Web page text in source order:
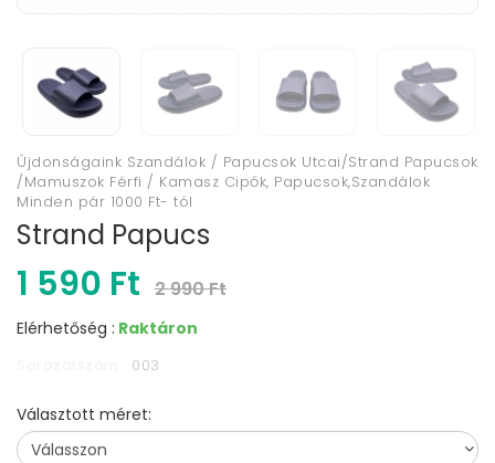
Újdonságaink Szandálok / Papucsok Utcai/Strand Papucsok
/Mamuszok Férfi / Kamasz Cipők, Papucsok,Szandálok
Minden pár 1000 Ft- tól
Strand Papucs
1 590 Ft 2 990 Ft
Elérhetőség : Raktáron
003
Választott méret: